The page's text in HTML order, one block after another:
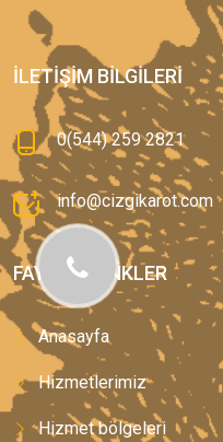
İLETIŞIM BILGILERI
0(544) 259 2821
info@cizgikarot.com
FAYDALI LINKLER
Anasayfa
Hizmetlerimiz
Hizmet bölgeleri